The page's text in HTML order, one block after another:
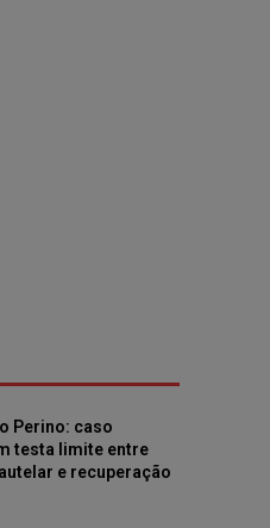
Perino: caso
testa limite entre
e recuperação